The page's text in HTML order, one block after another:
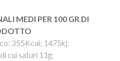
MEDI PER 100 GR DI
355Kcal; 1475kj;
cui saturi 11g;